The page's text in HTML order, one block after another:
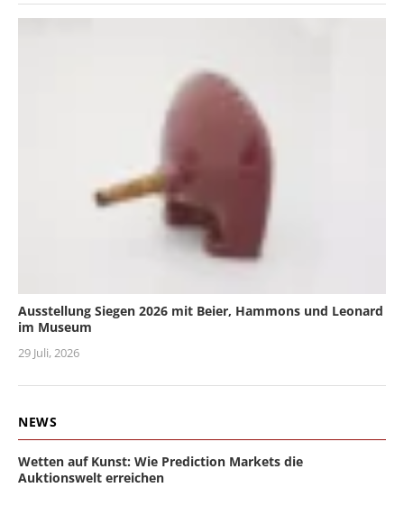
Ausstellung Siegen 2026 mit Beier, Hammons und Leonard
im Museum
29 Juli, 2026
NEWS
Wetten auf Kunst: Wie Prediction Markets die
Auktionswelt erreichen